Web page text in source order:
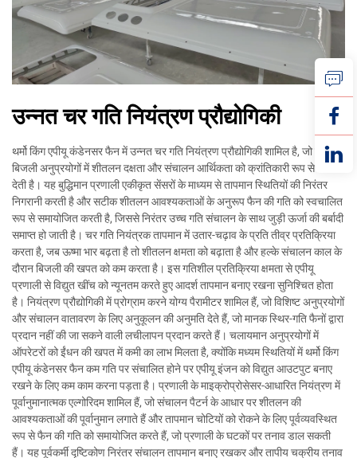
उन्नत चर गति नियंत्रण प्रौद्योगिकी
थर्मो किंग एपीयू कंडेनसर फैन में उन्नत चर गति नियंत्रण प्रौद्योगिकी शामिल है, जो सहायक
बिजली अनुप्रयोगों में शीतलन दक्षता और संचालन आर्थिकता को क्रांतिकारी रूप से बदल
देती है। यह बुद्धिमान प्रणाली एकीकृत सेंसरों के माध्यम से तापमान स्थितियों की निरंतर
निगरानी करती है और सटीक शीतलन आवश्यकताओं के अनुरूप फैन की गति को स्वचालित
रूप से समायोजित करती है, जिससे निरंतर उच्च गति संचालन के साथ जुड़ी ऊर्जा की बर्बादी
समाप्त हो जाती है। चर गति नियंत्रक तापमान में उतार-चढ़ाव के प्रति तीव्र प्रतिक्रिया
करता है, जब ऊष्मा भार बढ़ता है तो शीतलन क्षमता को बढ़ाता है और हल्के संचालन काल के
दौरान बिजली की खपत को कम करता है। इस गतिशील प्रतिक्रिया क्षमता से एपीयू
प्रणाली से विद्युत खींच को न्यूनतम करते हुए आदर्श तापमान बनाए रखना सुनिश्चित होता
है। नियंत्रण प्रौद्योगिकी में प्रोग्राम करने योग्य पैरामीटर शामिल हैं, जो विशिष्ट अनुप्रयोगों
और संचालन वातावरण के लिए अनुकूलन की अनुमति देते हैं, जो मानक स्थिर-गति फैनों द्वारा
प्रदान नहीं की जा सकने वाली लचीलापन प्रदान करते हैं। चलायमान अनुप्रयोगों में
ऑपरेटरों को ईंधन की खपत में कमी का लाभ मिलता है, क्योंकि मध्यम स्थितियों में थर्मो किंग
एपीयू कंडेनसर फैन कम गति पर संचालित होने पर एपीयू इंजन को विद्युत आउटपुट बनाए
रखने के लिए कम काम करना पड़ता है। प्रणाली के माइक्रोप्रोसेसर-आधारित नियंत्रण में
पूर्वानुमानात्मक एल्गोरिदम शामिल हैं, जो संचालन पैटर्न के आधार पर शीतलन की
आवश्यकताओं की पूर्वानुमान लगाते हैं और तापमान चोटियों को रोकने के लिए पूर्वव्यवस्थित
रूप से फैन की गति को समायोजित करते हैं, जो प्रणाली के घटकों पर तनाव डाल सकती
हैं। यह पूर्वकर्मी दृष्टिकोण निरंतर संचालन तापमान बनाए रखकर और तापीय चक्रीय तनाव